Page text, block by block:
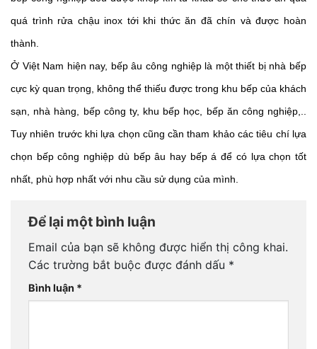
quá trình rửa chậu inox tới khi thức ăn đã chín và được hoàn
thành.
Ở Việt Nam hiện nay, bếp âu công nghiệp là một thiết bị nhà bếp
cực kỳ quan trọng, không thể thiếu được trong khu bếp của khách
sạn, nhà hàng, bếp công ty, khu bếp học, bếp ăn công nghiệp,..
Tuy nhiên trước khi lựa chọn cũng cần tham khảo các tiêu chí lựa
chọn bếp công nghiệp dù bếp âu hay bếp á để có lựa chọn tốt
nhất, phù hợp nhất với nhu cầu sử dụng của mình.
Để lại một bình luận
Email của bạn sẽ không được hiển thị công khai.
Các trường bắt buộc được đánh dấu *
Bình luận *